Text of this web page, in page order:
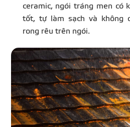
ceramic, ngói tráng men có
tốt, tự làm sạch và không
rong rêu trên ngói.